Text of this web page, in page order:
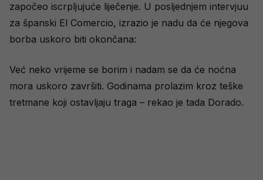
započeo iscrpljujuće liječenje. U posljednjem intervjuu
za španski El Comercio, izrazio je nadu da će njegova
borba uskoro biti okončana:
Već neko vrijeme se borim i nadam se da će noćna
mora uskoro završiti. Godinama prolazim kroz teške
tretmane koji ostavljaju traga – rekao je tada Dorado.